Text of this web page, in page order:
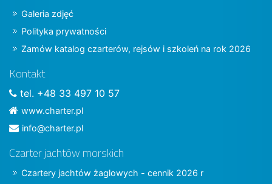
Galeria zdjęć
Polityka prywatności
Zamów katalog czarterów, rejsów i szkoleń na rok 2026
Kontakt
tel. +48 33 497 10 57
www.charter.pl
info@charter.pl
Czarter jachtów morskich
Czartery jachtów żaglowych - cennik 2026 r